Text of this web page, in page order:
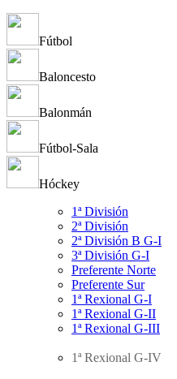
Fútbol
Baloncesto
Balonmán
Fútbol-Sala
Hóckey
1ª División
2ª División
2ª División B G-I
3ª División G-I
Preferente Norte
Preferente Sur
1ª Rexional G-I
1ª Rexional G-II
1ª Rexional G-III
1ª Rexional G-IV